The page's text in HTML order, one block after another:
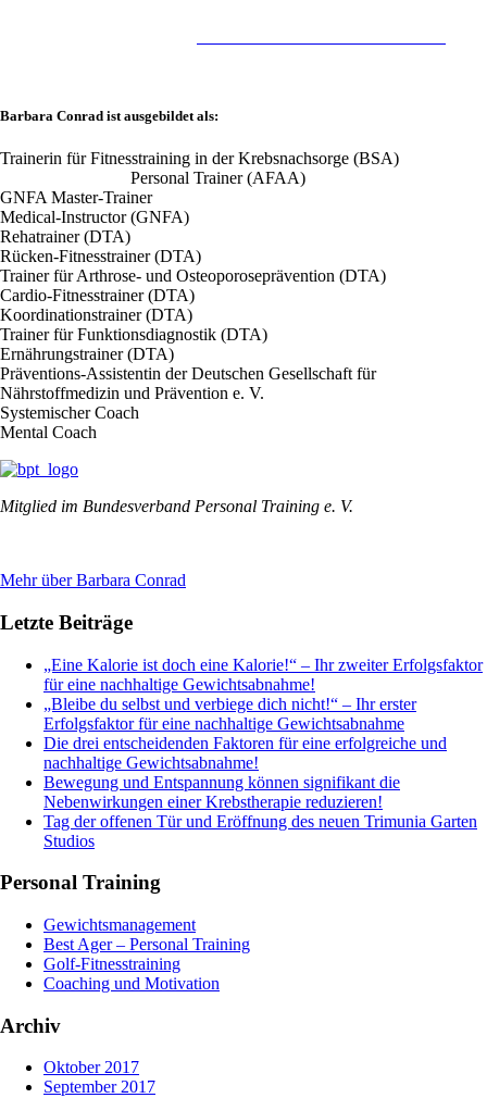
Barbara Conrad ist ausgebildet als:
Trainerin für Fitnesstraining in der Krebsnachsorge (BSA)
Personal Trainer (AFAA)
GNFA Master-Trainer
Medical-Instructor (GNFA)
Rehatrainer (DTA)
Rücken-Fitnesstrainer (DTA)
Trainer für Arthrose- und Osteoporoseprävention (DTA)
Cardio-Fitnesstrainer (DTA)
Koordinationstrainer (DTA)
Trainer für Funktionsdiagnostik (DTA)
Ernährungstrainer (DTA)
Präventions-Assistentin der Deutschen Gesellschaft für
Nährstoffmedizin und Prävention e. V.
Systemischer Coach
Mental Coach
Mitglied im Bundesverband Personal Training e. V.
Mehr über Barbara Conrad
Letzte Beiträge
„Eine Kalorie ist doch eine Kalorie!“ – Ihr zweiter Erfolgsfaktor
für eine nachhaltige Gewichtsabnahme!
„Bleibe du selbst und verbiege dich nicht!“ – Ihr erster
Erfolgsfaktor für eine nachhaltige Gewichtsabnahme
Die drei entscheidenden Faktoren für eine erfolgreiche und
nachhaltige Gewichtsabnahme!
Bewegung und Entspannung können signifikant die
Nebenwirkungen einer Krebstherapie reduzieren!
Tag der offenen Tür und Eröffnung des neuen Trimunia Garten
Studios
Personal Training
Gewichtsmanagement
Best Ager – Personal Training
Golf-Fitnesstraining
Coaching und Motivation
Archiv
Oktober 2017
September 2017